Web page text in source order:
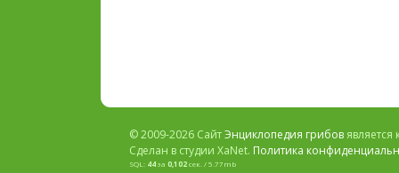
© 2009-2026 СайтЭнциклопедия грибов
Сделан в студии XaNet. Политика
SQL: 44за 0,102сек. / 5.77mb